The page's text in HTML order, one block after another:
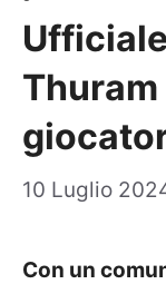
Thuram
10 Luglio
Con un